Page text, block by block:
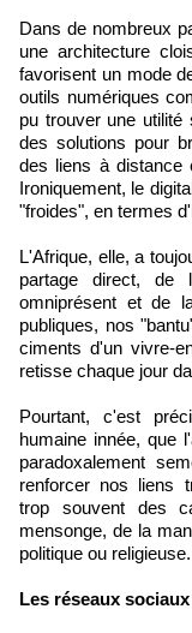
Dans de nombreux
une architecture
favorisent un mode
outils numériques
pu trouver une
des solutions pour
des liens à distance
Ironiquement, le
"froides", en termes
L'Afrique, elle, a
partage direct, de
omniprésent et de
publiques, nos
ciments d'un vivre-
retisse chaque jour
Pourtant, c'est
humaine innée, que
paradoxalement
renforcer nos liens
trop souvent des
mensonge, de la
politique ou religieuse.
Les réseaux